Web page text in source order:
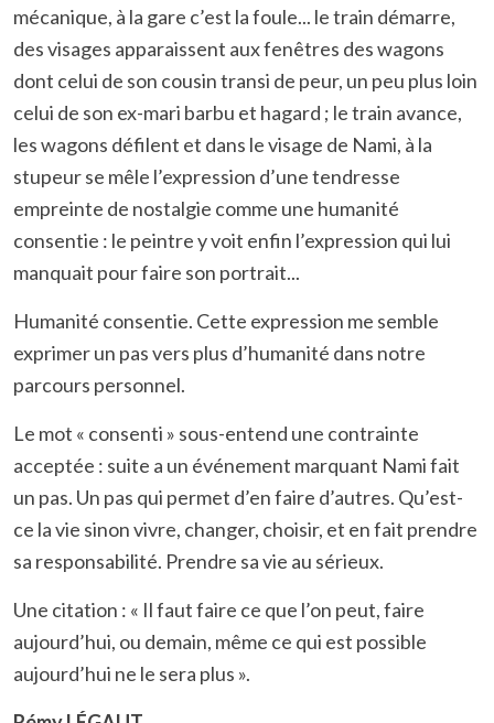
mécanique, à la gare c’est la foule... le train démarre,
des visages apparaissent aux fenêtres des wagons
dont celui de son cousin transi de peur, un peu plus loin
celui de son ex-mari barbu et hagard ; le train avance,
les wagons défilent et dans le visage de Nami, à la
stupeur se mêle l’expression d’une tendresse
empreinte de nostalgie comme une humanité
consentie : le peintre y voit enfin l’expression qui lui
manquait pour faire son portrait...
Humanité consentie. Cette expression me semble
exprimer un pas vers plus d’humanité dans notre
parcours personnel.
Le mot « consenti » sous-entend une contrainte
acceptée : suite a un événement marquant Nami fait
un pas. Un pas qui permet d’en faire d’autres. Qu’est-
ce la vie sinon vivre, changer, choisir, et en fait prendre
sa responsabilité. Prendre sa vie au sérieux.
Une citation : « Il faut faire ce que l’on peut, faire
aujourd’hui, ou demain, même ce qui est possible
aujourd’hui ne le sera plus ».